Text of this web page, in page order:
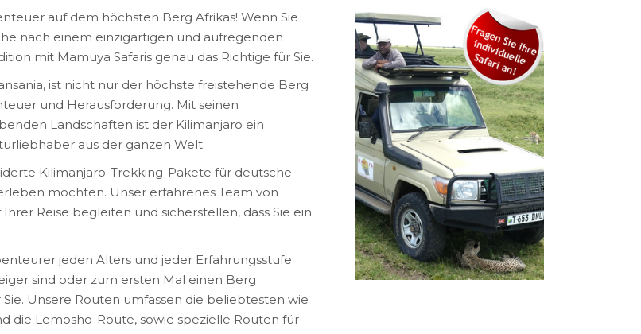
auf dem höchsten Berg Afrikas! Wenn Sie
nach einem einzigartigen und aufregenden
mit Mamuya Safaris genau das Richtige für Sie.
ist nicht nur der höchste freistehende Berg
und Herausforderung. Mit seinen
Landschaften ist der Kilimanjaro ein
aus der ganzen Welt.
Kilimanjaro-Trekking-Pakete für deutsche
möchten. Unser erfahrenes Team von
Reise begleiten und sicherstellen, dass Sie ein
jeden Alters und jeder Erfahrungsstufe
sind oder zum ersten Mal einen Berg
Unsere Routen umfassen die beliebtesten wie
die Lemosho-Route, sowie spezielle Routen für